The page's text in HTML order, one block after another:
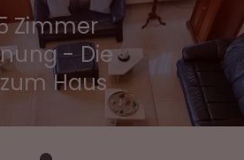
Zimmer
- Die
Haus